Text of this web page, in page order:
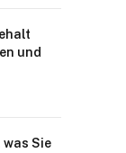
und
was Sie